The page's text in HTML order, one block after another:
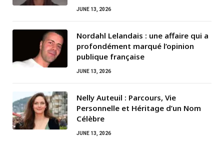
JUNE 13, 2026
Nordahl Lelandais : une affaire qui a
profondément marqué l’opinion
publique française
JUNE 13, 2026
Nelly Auteuil : Parcours, Vie
Personnelle et Héritage d’un Nom
Célèbre
JUNE 13, 2026